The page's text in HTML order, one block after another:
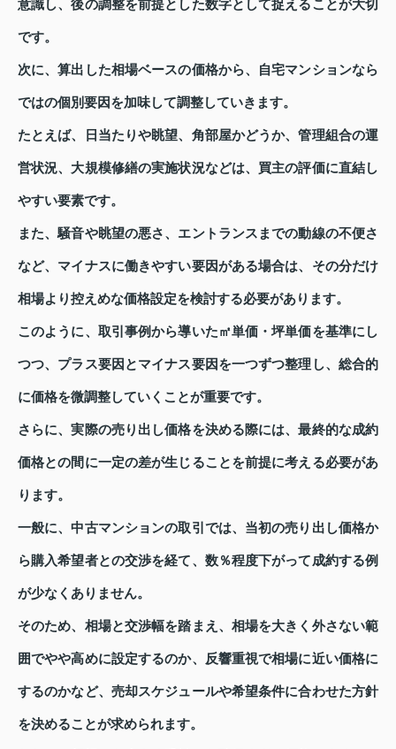
意識し、後の調整を前提とした数字として捉えることが大切
です。
次に、算出した相場ベースの価格から、自宅マンションなら
ではの個別要因を加味して調整していきます。
たとえば、日当たりや眺望、角部屋かどうか、管理組合の運
営状況、大規模修繕の実施状況などは、買主の評価に直結し
やすい要素です。
また、騒音や眺望の悪さ、エントランスまでの動線の不便さ
など、マイナスに働きやすい要因がある場合は、その分だけ
相場より控えめな価格設定を検討する必要があります。
このように、取引事例から導いた㎡単価・坪単価を基準にし
つつ、プラス要因とマイナス要因を一つずつ整理し、総合的
に価格を微調整していくことが重要です。
さらに、実際の売り出し価格を決める際には、最終的な成約
価格との間に一定の差が生じることを前提に考える必要があ
ります。
一般に、中古マンションの取引では、当初の売り出し価格か
ら購入希望者との交渉を経て、数％程度下がって成約する例
が少なくありません。
そのため、相場と交渉幅を踏まえ、相場を大きく外さない範
囲でやや高めに設定するのか、反響重視で相場に近い価格に
するのかなど、売却スケジュールや希望条件に合わせた方針
を決めることが求められます。